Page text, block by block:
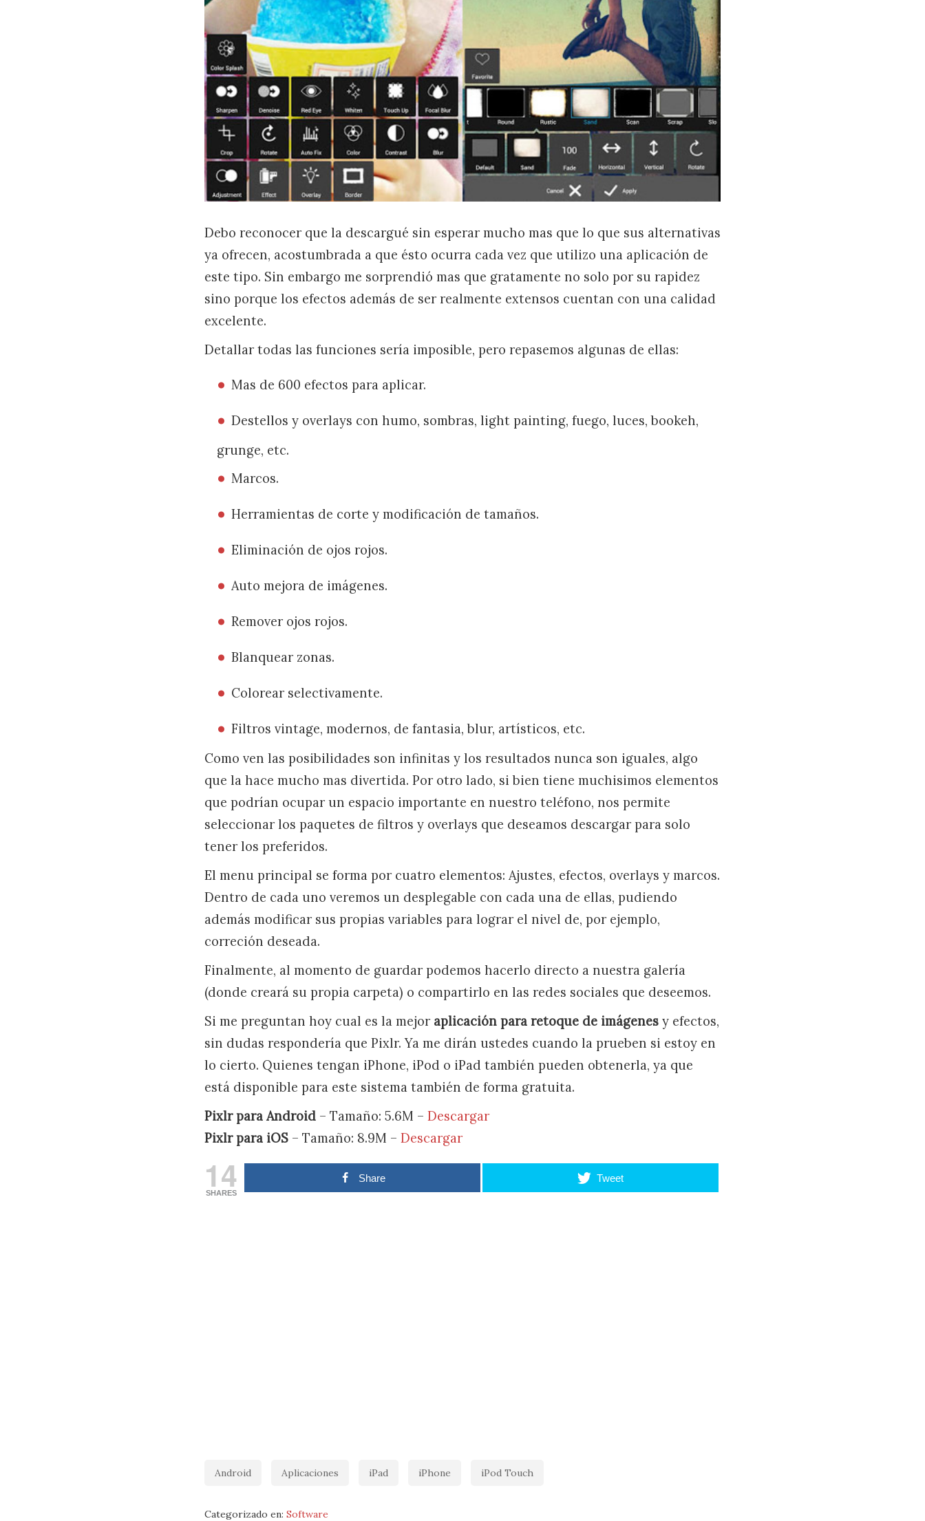
Debo reconocer que la descargué sin esperar mucho mas que lo que sus alternativas
ya ofrecen, acostumbrada a que ésto ocurra cada vez que utilizo una aplicación de
este tipo. Sin embargo me sorprendió mas que gratamente no solo por su rapidez
sino porque los efectos además de ser realmente extensos cuentan con una calidad
excelente.
Detallar todas las funciones sería imposible, pero repasemos algunas de ellas:
Mas de 600 efectos para aplicar.
Destellos y overlays con humo, sombras, light painting, fuego, luces, bookeh,
grunge, etc.
Marcos.
Herramientas de corte y modificación de tamaños.
Eliminación de ojos rojos.
Auto mejora de imágenes.
Remover ojos rojos.
Blanquear zonas.
Colorear selectivamente.
Filtros vintage, modernos, de fantasia, blur, artísticos, etc.
Como ven las posibilidades son infinitas y los resultados nunca son iguales, algo
que la hace mucho mas divertida. Por otro lado, si bien tiene muchisimos elementos
que podrían ocupar un espacio importante en nuestro teléfono, nos permite
seleccionar los paquetes de filtros y overlays que deseamos descargar para solo
tener los preferidos.
El menu principal se forma por cuatro elementos: Ajustes, efectos, overlays y marcos.
Dentro de cada uno veremos un desplegable con cada una de ellas, pudiendo
además modificar sus propias variables para lograr el nivel de, por ejemplo,
correción deseada.
Finalmente, al momento de guardar podemos hacerlo directo a nuestra galería
(donde creará su propia carpeta) o compartirlo en las redes sociales que deseemos.
Si me preguntan hoy cual es la mejor aplicación para retoque de imágenes y efectos,
sin dudas respondería que Pixlr. Ya me dirán ustedes cuando la prueben si estoy en
lo cierto. Quienes tengan iPhone, iPod o iPad también pueden obtenerla, ya que
está disponible para este sistema también de forma gratuita.
Pixlr para Android – Tamaño: 5.6M – Descargar
Pixlr para iOS – Tamaño: 8.9M – Descargar
14
SHARES
Share Tweet
Android Aplicaciones iPad iPhone iPod Touch
Categorizado en: Software